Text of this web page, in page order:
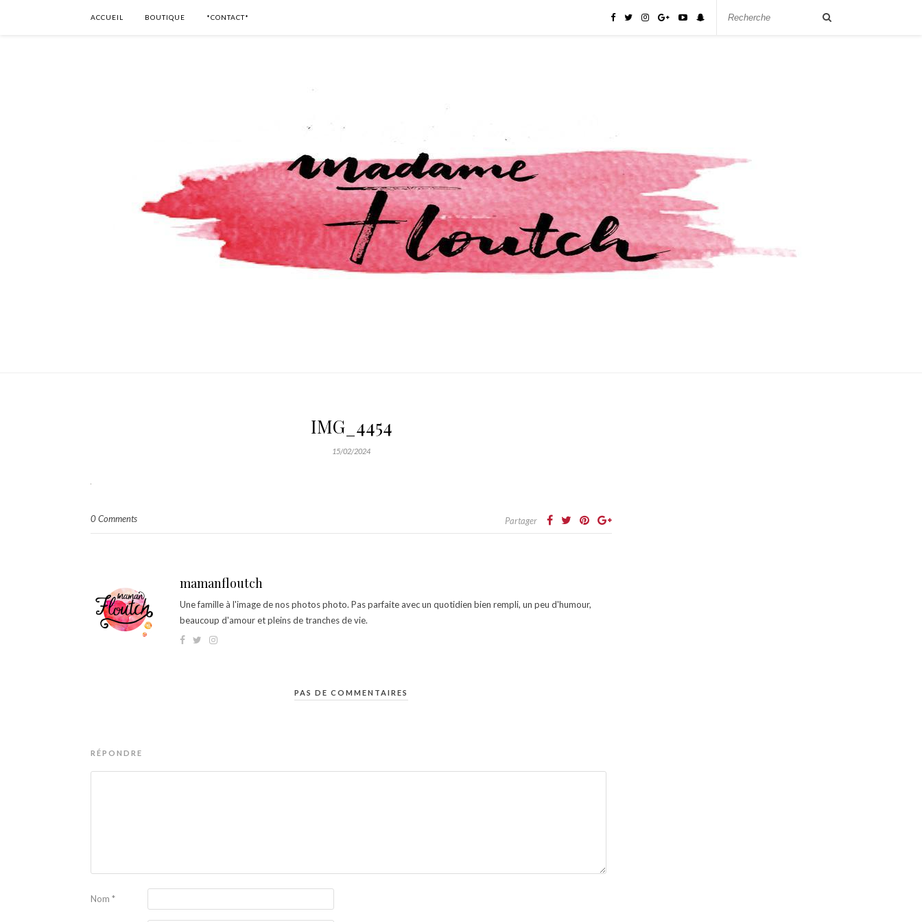
ACCUEIL BOUTIQUE *CONTACT*
IMG_4454
15/02/2024
0 Comments Partager
mamanfloutch
Une famille à l'image de nos photos photo. Pas parfaite avec un quotidien bien rempli, un peu d'humour,
beaucoup d'amour et pleins de tranches de vie.
PAS DE COMMENTAIRES
RÉPONDRE
Nom *